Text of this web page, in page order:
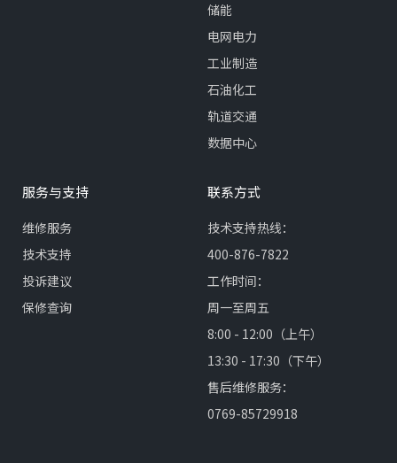
储能
电网电力
工业制造
石油化工
轨道交通
数据中心
服务与支持
维修服务
技术支持
投诉建议
保修查询
联系方式
技术支持热线：
400-876-7822
工作时间：
周一至周五
8:00 - 12:00（上午）
13:30 - 17:30（下午）
售后维修服务：
0769-85729918